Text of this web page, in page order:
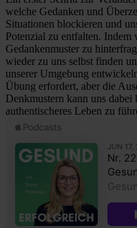
welche Gedanken und
Situationen blockieren und
Potenzial zu entfalten. Indem
Gedankenmuster zu
wieder zu uns selbst finden
unserer Umgebung
Übung erfordert, aber die
Denkmustern kann uns
authentischeres Leben zu